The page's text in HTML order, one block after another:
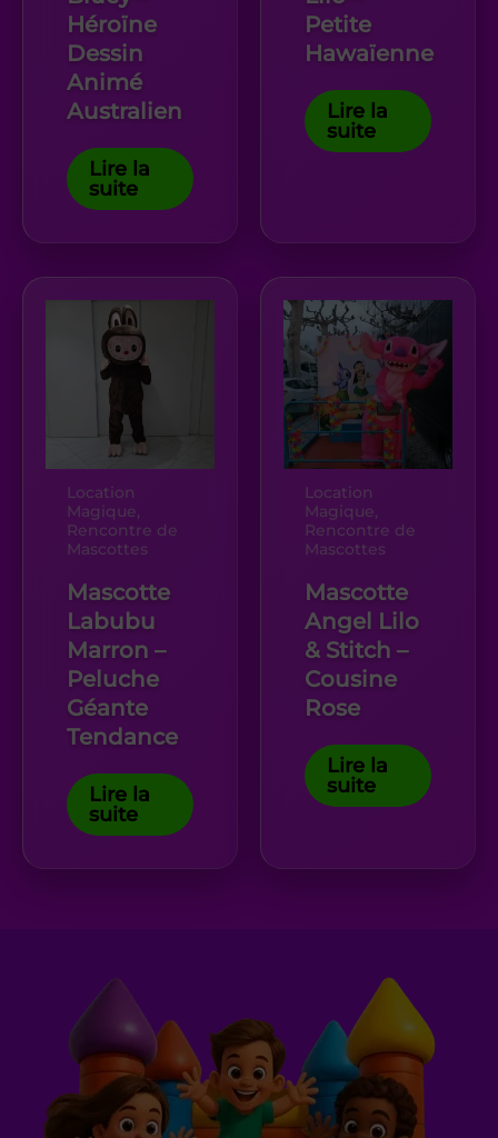
Héroïne
Dessin
Animé
Australien
Lire la
suite
Petite
Hawaïenne
Lire la
suite
Location
Magique,
Rencontre de
Mascottes
Mascotte
Labubu
Marron –
Peluche
Géante
Tendance
Lire la
suite
Location
Magique,
Rencontre de
Mascottes
Mascotte
Angel Lilo
& Stitch –
Cousine
Rose
Lire la
suite